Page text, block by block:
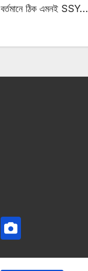
বর্তমানে ঠিক এমনই SSY…